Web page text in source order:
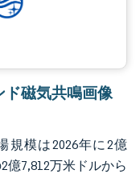
磁気共鳴画像
規模は2026年に2億
億7,812万米ドルから